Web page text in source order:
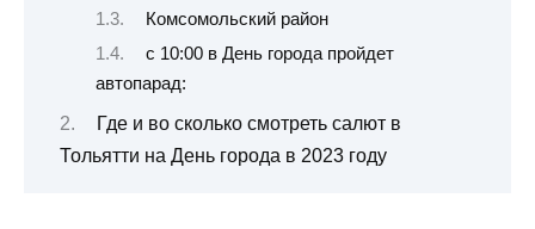
Комсомольский район
с 10:00 в День города пройдет
автопарад:
Где и во сколько смотреть салют в
Тольятти на День города в 2023 году